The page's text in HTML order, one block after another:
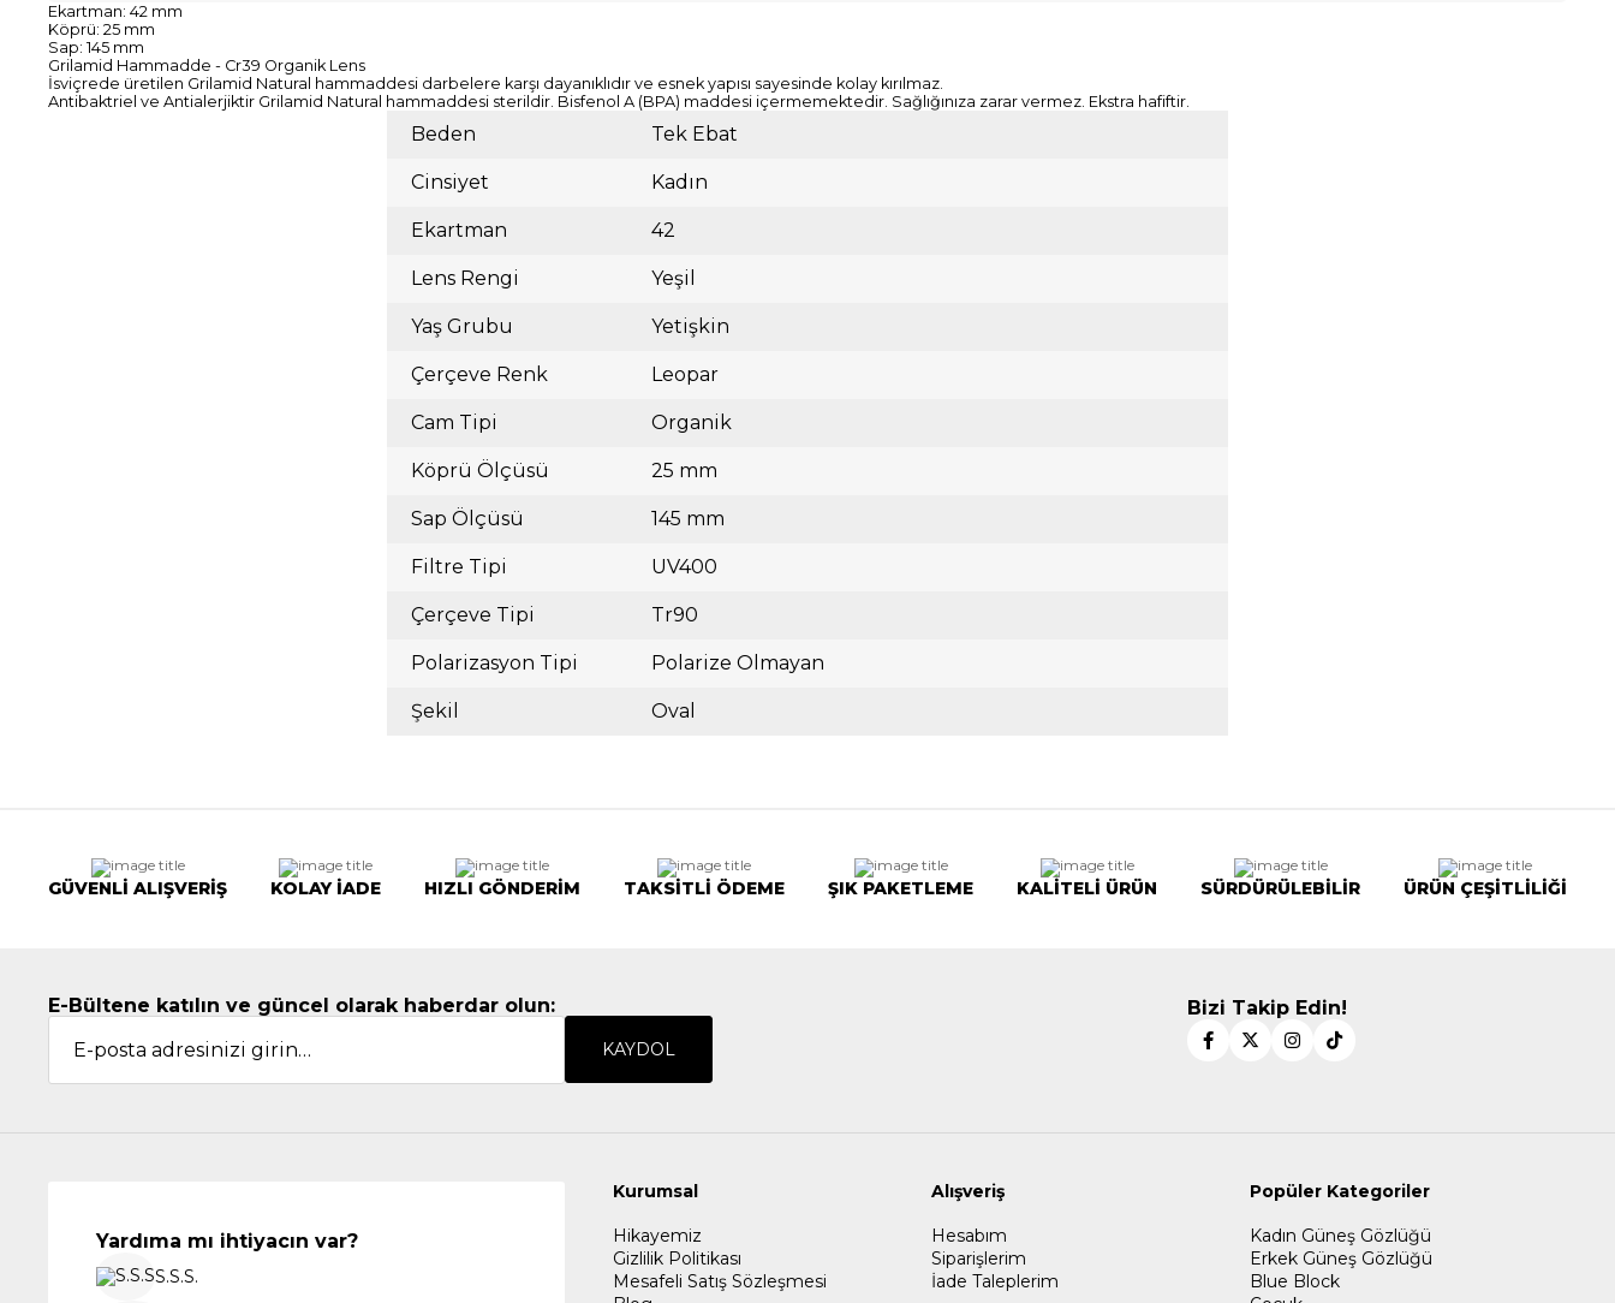
Ekartman: 42 mm
Köprü: 25 mm
Sap: 145 mm
Grilamid Hammadde - Cr39 Organik Lens
İsviçrede üretilen Grilamid Natural hammaddesi darbelere karşı dayanıklıdır ve esnek yapısı sayesinde kolay kırılmaz.
Antibaktriel ve Antialerjiktir Grilamid Natural hammaddesi sterildir. Bisfenol A (BPA) maddesi içermemektedir. Sağlığınıza zarar vermez. Ekstra hafiftir.
Beden Tek Ebat
Cinsiyet Kadın
Ekartman 42
Lens Rengi Yeşil
Yaş Grubu Yetişkin
Çerçeve Renk Leopar
Cam Tipi Organik
Köprü Ölçüsü 25 mm
Sap Ölçüsü 145 mm
Filtre Tipi UV400
Çerçeve Tipi Tr90
Polarizasyon Tipi Polarize Olmayan
Şekil Oval
GÜVENLİ ALIŞVERİŞ KOLAY İADE HIZLI GÖNDERİM TAKSİTLİ ÖDEME ŞIK PAKETLEME KALİTELİ ÜRÜN SÜRDÜRÜLEBİLİR ÜRÜN ÇEŞİTLİLİĞİ
E-Bültene katılın ve güncel olarak haberdar olun:
KAYDOL
Bizi Takip Edin!
Yardıma mı ihtiyacın var?
S.S.S.
Kurumsal
Hikayemiz
Gizlilik Politikası
Mesafeli Satış Sözleşmesi
Alışveriş
Hesabım
Siparişlerim
İade Taleplerim
Popüler Kategoriler
Kadın Güneş Gözlüğü
Erkek Güneş Gözlüğü
Blue Block